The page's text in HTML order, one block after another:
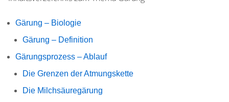
Gärung – Biologie
Gärung – Definition
Gärungsprozess – Ablauf
Die Grenzen der Atmungskette
Die Milchsäuregärung